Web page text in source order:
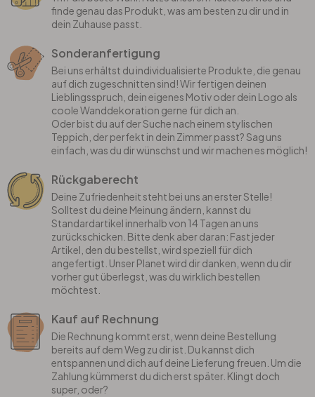
finde genau das Produkt, was am besten zu dir und in
dein Zuhause passt.
Sonderanfertigung
Bei uns erhältst du individualisierte Produkte, die genau
auf dich zugeschnitten sind! Wir fertigen deinen
Lieblingsspruch, dein eigenes Motiv oder dein Logo als
coole Wanddekoration gerne für dich an.
Oder bist du auf der Suche nach einem stylischen
Teppich, der perfekt in dein Zimmer passt? Sag uns
einfach, was du dir wünschst und wir machen es möglich!
Rückgaberecht
Deine Zufriedenheit steht bei uns an erster Stelle!
Solltest du deine Meinung ändern, kannst du
Standardartikel innerhalb von 14 Tagen an uns
zurückschicken. Bitte denk aber daran: Fast jeder
Artikel, den du bestellst, wird speziell für dich
angefertigt. Unser Planet wird dir danken, wenn du dir
vorher gut überlegst, was du wirklich bestellen
möchtest.
Kauf auf Rechnung
Die Rechnung kommt erst, wenn deine Bestellung
bereits auf dem Weg zu dir ist. Du kannst dich
entspannen und dich auf deine Lieferung freuen. Um die
Zahlung kümmerst du dich erst später. Klingt doch
super, oder?